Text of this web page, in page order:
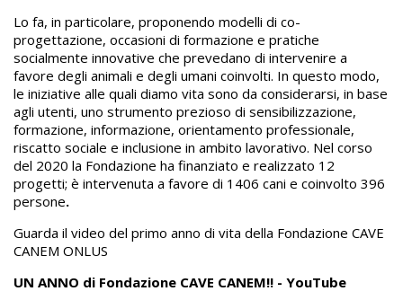
Lo fa, in particolare, proponendo modelli di co-
progettazione, occasioni di formazione e pratiche
socialmente innovative che prevedano di intervenire a
favore degli animali e degli umani coinvolti. In questo modo,
le iniziative alle quali diamo vita sono da considerarsi, in base
agli utenti, uno strumento prezioso di sensibilizzazione,
formazione, informazione, orientamento professionale,
riscatto sociale e inclusione in ambito lavorativo. Nel corso
del 2020 la Fondazione ha finanziato e realizzato 12
progetti; è intervenuta a favore di 1406 cani e coinvolto 396
persone.
Guarda il video del primo anno di vita della Fondazione CAVE
CANEM ONLUS
UN ANNO di Fondazione CAVE CANEM!! - YouTube